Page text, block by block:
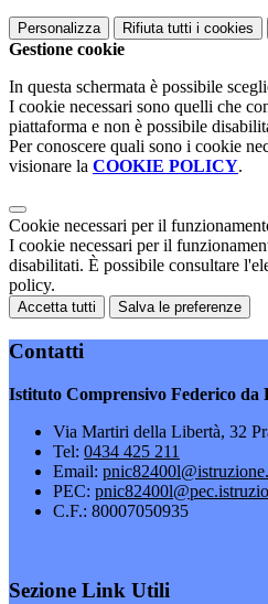
Personalizza Rifiuta tutti i cookies
Gestione cookie
In questa schermata è possibile
I cookie necessari sono quelli che
piattaforma e non è possibile
Per conoscere quali sono i cookie
visionare la COOKIE POLICY.
Cookie necessari per il
I cookie necessari per il
disabilitati. È possibile consultare
policy.
Accetta tutti Salva le preferenze
Contatti
Istituto Comprensivo Federico da
Via Martiri della Libertà, 32
Tel: 0434 425 211
Email:
PEC:
C.F.: 80007050935
Sezione Link Utili